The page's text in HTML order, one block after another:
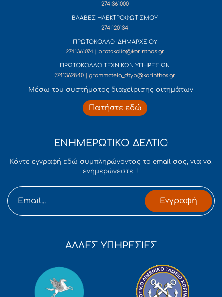
2741361000
ΒΛΑΒΕΣ ΗΛΕΚΤΡΟΦΩΤΙΣΜΟΥ
2741120134
ΠΡΩΤΟΚΟΛΛΟ ΔΗΜΑΡΧΕΙΟΥ
2741361074 | protokollo@korinthos.gr
ΠΡΩΤΟΚΟΛΛΟ ΤΕΧΝΙΚΩΝ ΥΠΗΡΕΣΙΩΝ
2741362840 | grammateia_dtyp@korinthos.gr
Mέσω του συστήματος διαχείρισης αιτημάτων
Πατήστε εδώ
ΕΝΗΜΕΡΩΤΙΚΟ ΔΕΛΤΙΟ
Κάντε εγγραφή εδώ συμπληρώνοντας το email σας, για να
ενημερώνεστε !
Εγγραφή
ΑΛΛΕΣ ΥΠΗΡΕΣΙΕΣ